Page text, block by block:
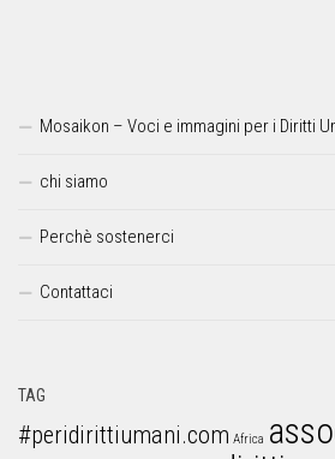
Mosaikon – Voci e immagini per i Diritti
chi siamo
Perchè sostenerci
Contattaci
TAG
#peridirittiumani.com Africa